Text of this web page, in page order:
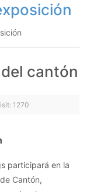
cantón
1270
participará en la
Cantón,